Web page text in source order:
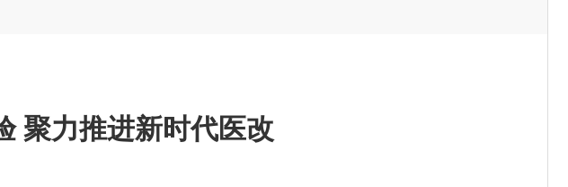
聚力推进新时代医改